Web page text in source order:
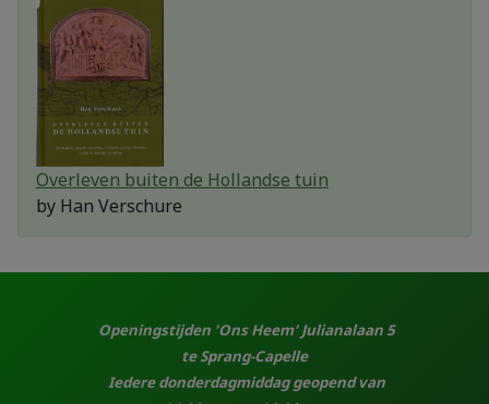
Overleven buiten de Hollandse tuin
by Han Verschure
Openingstijden 'Ons Heem' Julianalaan 5
te Sprang-Capelle
Iedere donderdagmiddag geopend van